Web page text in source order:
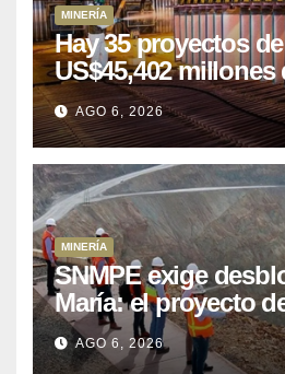
MINERÍA
Hay 35 proyectos
US$45,402 millones
puede aprovechar
AGO 6, 2026
MINERÍA
SNMPE exige
María: el proyecto
que Perú lleva 15
posponiendo
AGO 6, 2026